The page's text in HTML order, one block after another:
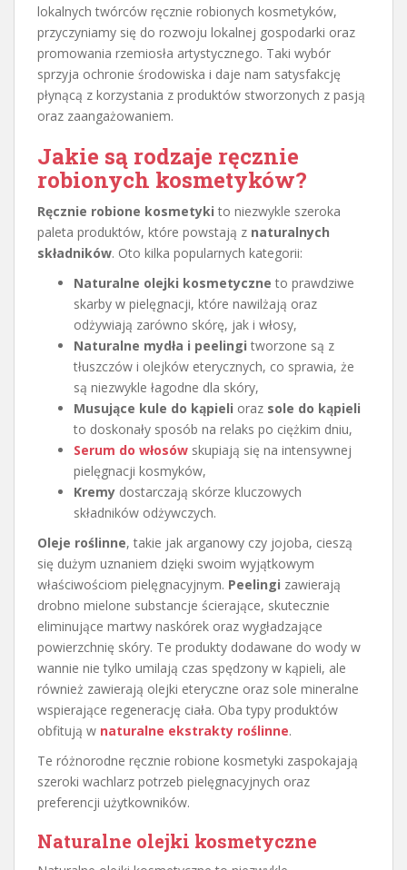
lokalnych twórców ręcznie robionych kosmetyków,
przyczyniamy się do rozwoju lokalnej gospodarki oraz
promowania rzemiosła artystycznego. Taki wybór
sprzyja ochronie środowiska i daje nam satysfakcję
płynącą z korzystania z produktów stworzonych z pasją
oraz zaangażowaniem.
Jakie są rodzaje ręcznie
robionych kosmetyków?
Ręcznie robione kosmetyki to niezwykle szeroka
paleta produktów, które powstają z naturalnych
składników. Oto kilka popularnych kategorii:
Naturalne olejki kosmetyczne to prawdziwe
skarby w pielęgnacji, które nawilżają oraz
odżywiają zarówno skórę, jak i włosy,
Naturalne mydła i peelingi tworzone są z
tłuszczów i olejków eterycznych, co sprawia, że
są niezwykle łagodne dla skóry,
Musujące kule do kąpieli oraz sole do kąpieli
to doskonały sposób na relaks po ciężkim dniu,
Serum do włosów skupiają się na intensywnej
pielęgnacji kosmyków,
Kremy dostarczają skórze kluczowych
składników odżywczych.
Oleje roślinne, takie jak arganowy czy jojoba, cieszą
się dużym uznaniem dzięki swoim wyjątkowym
właściwościom pielęgnacyjnym. Peelingi zawierają
drobno mielone substancje ścierające, skutecznie
eliminujące martwy naskórek oraz wygładzające
powierzchnię skóry. Te produkty dodawane do wody w
wannie nie tylko umilają czas spędzony w kąpieli, ale
również zawierają olejki eteryczne oraz sole mineralne
wspierające regenerację ciała. Oba typy produktów
obfitują w naturalne ekstrakty roślinne.
Te różnorodne ręcznie robione kosmetyki zaspokajają
szeroki wachlarz potrzeb pielęgnacyjnych oraz
preferencji użytkowników.
Naturalne olejki kosmetyczne